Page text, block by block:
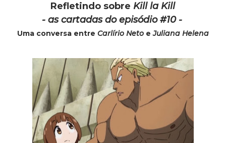
Refletindo sobre Kill la Kill
- as cartadas do episódio #10 -
Uma conversa entre Carlírio NetoeJuliana Helena